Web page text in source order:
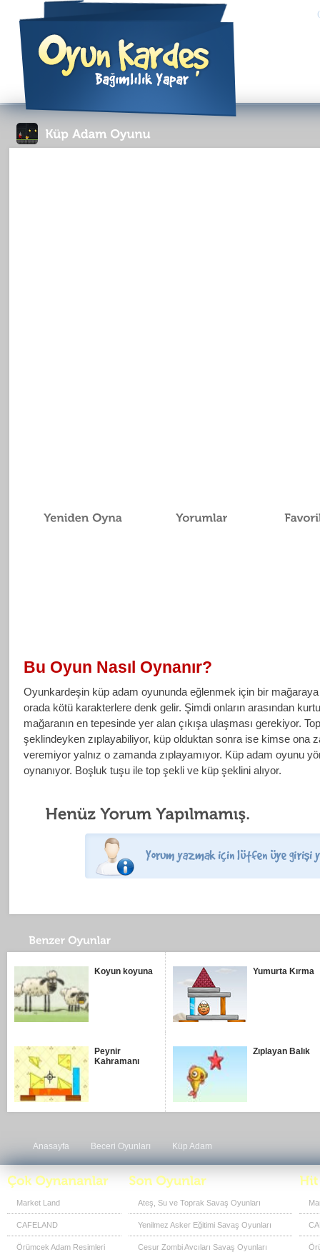
Bu Oyun Nasıl Oynanır?
Oyunkardeşin küp adam oyununda eğlenmek için bir mağaraya
orada kötü karakterlere denk gelir. Şimdi onların arasından
mağaranın en tepesinde yer alan çıkışa ulaşması gerekiyor. Top
şeklindeyken zıplayabiliyor, küp olduktan sonra ise kimse ona
veremiyor yalnız o zamanda zıplayamıyor. Küp adam oyunu
oynanıyor. Boşluk tuşu ile top şekli ve küp şeklini alıyor.
Koyun koyuna Yumurta Kırma
Peynir
Kahramanı
Zıplayan Balık
Anasayfa Beceri Oyunları Küp Adam
Market Land
CAFELAND
Örümcek Adam Resimleri
Ateş, Su ve Toprak Savaş Oyunları
Yenilmez Asker Eğitimi Savaş Oyunları
Cesur Zombi Avcıları Savaş Oyunları